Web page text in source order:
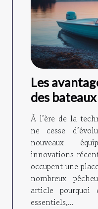
Les
des
la pêche
À l’ère de la
ne cesse
nouveaux
innovations
occupent une
nombreux
article pourquoi
essentiels,...